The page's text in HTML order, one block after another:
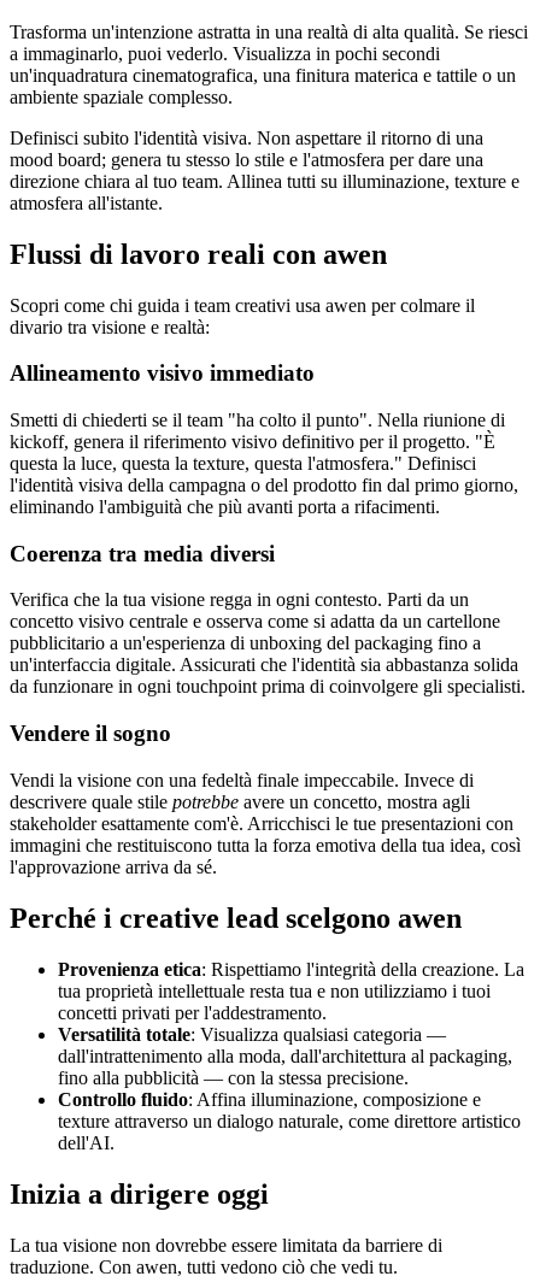
Trasforma un'intenzione astratta in una realtà di alta qualità. Se riesci
a immaginarlo, puoi vederlo. Visualizza in pochi secondi
un'inquadratura cinematografica, una finitura materica e tattile o un
ambiente spaziale complesso.
Definisci subito l'identità visiva. Non aspettare il ritorno di una
mood board; genera tu stesso lo stile e l'atmosfera per dare una
direzione chiara al tuo team. Allinea tutti su illuminazione, texture e
atmosfera all'istante.
Flussi di lavoro reali con awen
Scopri come chi guida i team creativi usa awen per colmare il
divario tra visione e realtà:
Allineamento visivo immediato
Smetti di chiederti se il team "ha colto il punto". Nella riunione di
kickoff, genera il riferimento visivo definitivo per il progetto. "È
questa la luce, questa la texture, questa l'atmosfera." Definisci
l'identità visiva della campagna o del prodotto fin dal primo giorno,
eliminando l'ambiguità che più avanti porta a rifacimenti.
Coerenza tra media diversi
Verifica che la tua visione regga in ogni contesto. Parti da un
concetto visivo centrale e osserva come si adatta da un cartellone
pubblicitario a un'esperienza di unboxing del packaging fino a
un'interfaccia digitale. Assicurati che l'identità sia abbastanza solida
da funzionare in ogni touchpoint prima di coinvolgere gli specialisti.
Vendere il sogno
Vendi la visione con una fedeltà finale impeccabile. Invece di
descrivere quale stile potrebbe avere un concetto, mostra agli
stakeholder esattamente com'è. Arricchisci le tue presentazioni con
immagini che restituiscono tutta la forza emotiva della tua idea, così
l'approvazione arriva da sé.
Perché i creative lead scelgono awen
Provenienza etica: Rispettiamo l'integrità della creazione. La
tua proprietà intellettuale resta tua e non utilizziamo i tuoi
concetti privati per l'addestramento.
Versatilità totale: Visualizza qualsiasi categoria —
dall'intrattenimento alla moda, dall'architettura al packaging,
fino alla pubblicità — con la stessa precisione.
Controllo fluido: Affina illuminazione, composizione e
texture attraverso un dialogo naturale, come direttore artistico
dell'AI.
Inizia a dirigere oggi
La tua visione non dovrebbe essere limitata da barriere di
traduzione. Con awen, tutti vedono ciò che vedi tu.